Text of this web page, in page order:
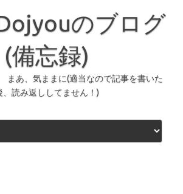
のブログ
(備忘録)
あ、気ままに(適当なので記事を書いた
、読み返ししてません！)